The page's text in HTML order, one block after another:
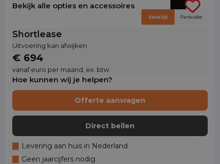
Bekijk alle opties en accessoires
Shortlease
Uitvoering kan afwijken
€ 694
vanaf euro per maand, ex. btw
Zakelijk Particulier
Hoe kunnen wij je helpen?
Offerte aanvragen
Direct bellen
Levering aan huis in Nederland
Geen jaarcijfers nodig